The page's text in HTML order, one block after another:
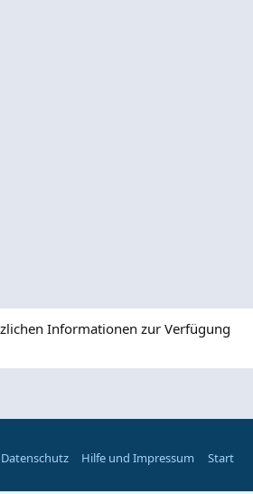
Informationen zur Verfügung
Datenschutz Hilfe und Impressum Start